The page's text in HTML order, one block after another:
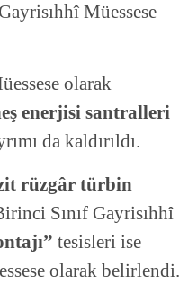
Müessese
olarak
enerjisi santralleri
da kaldırıldı.
rüzgâr türbin
Sınıf Gayrisıhhî
tesisleri ise
olarak belirlendi.